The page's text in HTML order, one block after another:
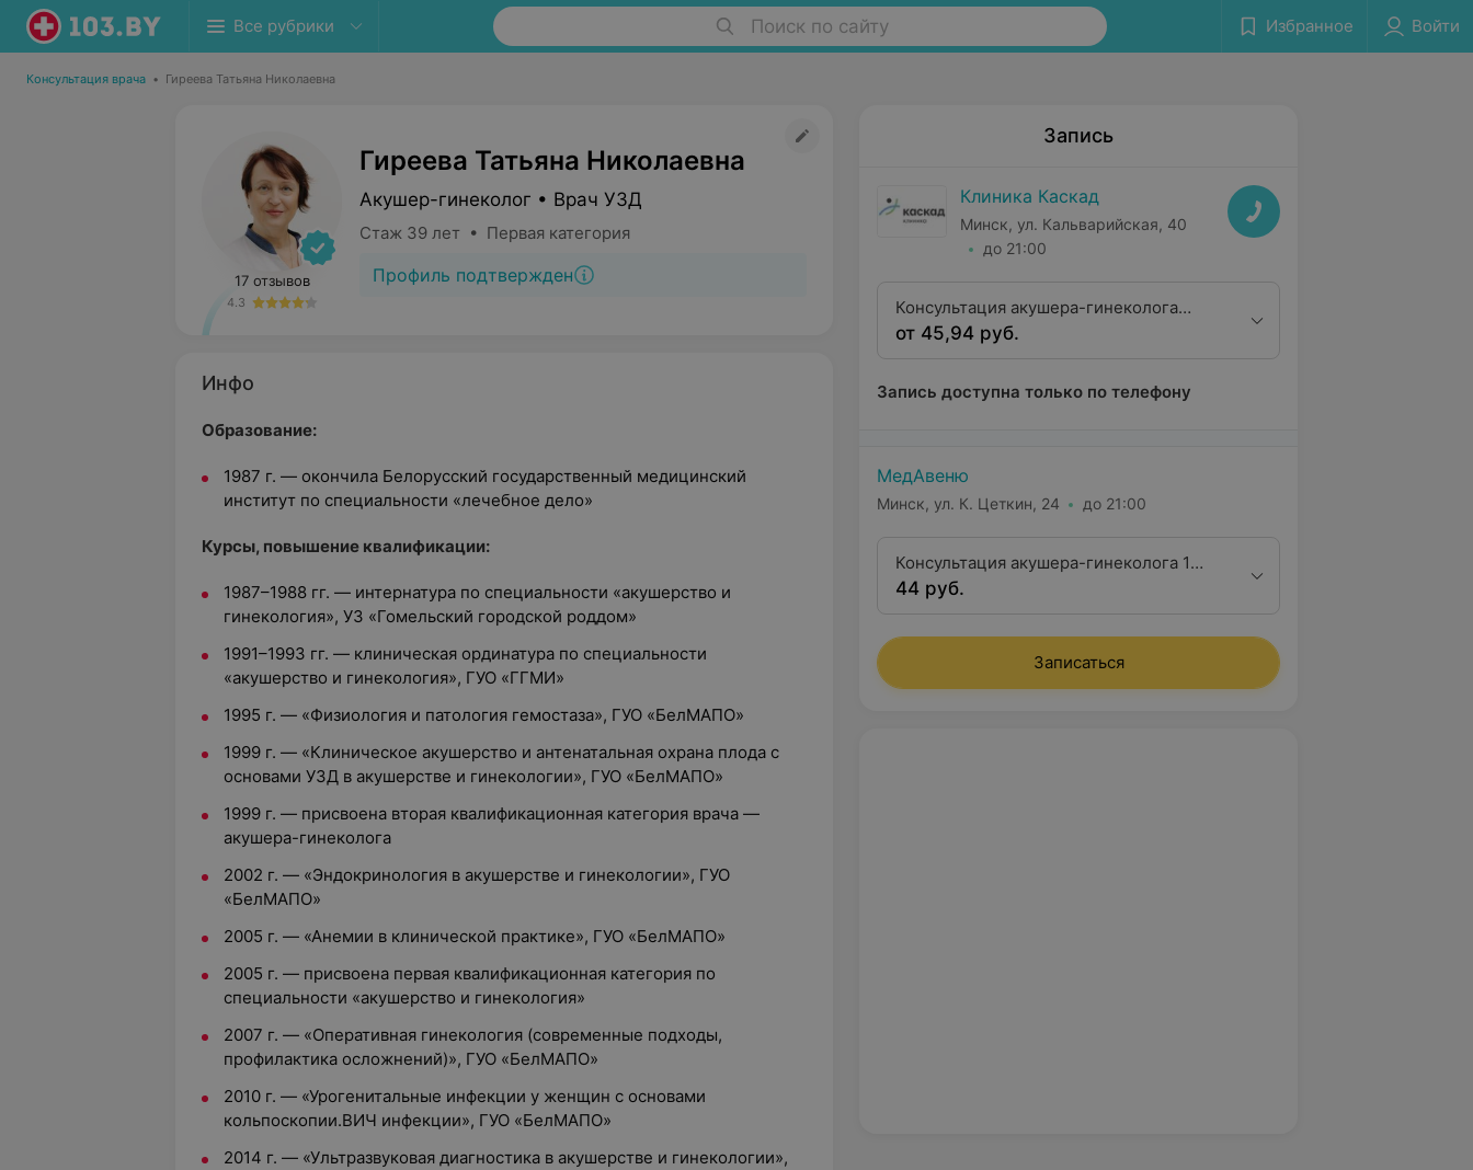
Все рубрики Поиск по сайту Избранное Войти
Консультация врача • Гиреева Татьяна Николаевна
17 отзывов
4.3
Гиреева Татьяна Николаевна
Акушер-гинеколог • Врач УЗД
Стаж 39 лет • Первая категория
Профиль подтвержден
Инфо
Образование:
1987 г. — окончила Белорусский государственный медицинский
институт по специальности «лечебное дело»
Курсы, повышение квалификации:
1987–1988 гг. — интернатура по специальности «акушерство и
гинекология», УЗ «Гомельский городской роддом»
1991–1993 гг. — клиническая ординатура по специальности
«акушерство и гинекология», ГУО «ГГМИ»
1995 г. — «Физиология и патология гемостаза», ГУО «БелМАПО»
1999 г. — «Клиническое акушерство и антенатальная охрана плода с
основами УЗД в акушерстве и гинекологии», ГУО «БелМАПО»
1999 г. — присвоена вторая квалификационная категория врача —
акушера-гинеколога
2002 г. — «Эндокринология в акушерстве и гинекологии», ГУО
«БелМАПО»
2005 г. — «Анемии в клинической практике», ГУО «БелМАПО»
2005 г. — присвоена первая квалификационная категория по
специальности «акушерство и гинекология»
2007 г. — «Оперативная гинекология (современные подходы,
профилактика осложнений)», ГУО «БелМАПО»
2010 г. — «Урогенитальные инфекции у женщин с основами
кольпоскопии.ВИЧ инфекции», ГУО «БелМАПО»
2014 г. — «Ультразвуковая диагностика в акушерстве и гинекологии»,
Запись
Клиника Каскад
Минск, ул. Кальварийская, 40
до 21:00
Консультация акушера-гинеколога
первой квалификационной категории
от 45,94 руб.
Запись доступна только по телефону
МедАвеню
Минск, ул. К. Цеткин, 24 до 21:00
Консультация акушера-гинеколога 1
квалификационной категории
44 руб.
Записаться